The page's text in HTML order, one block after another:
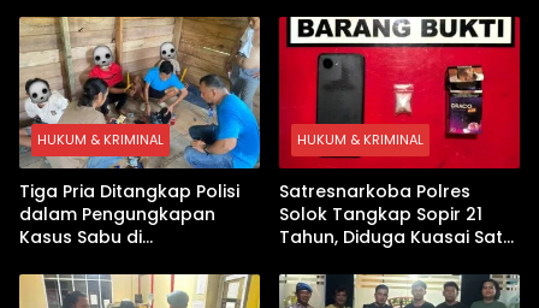
HUKUM & KRIMINAL
Tiga Pria Ditangkap Polisi
dalam Pengungkapan
Kasus Sabu di
Digital hingga Bong Disita
HUKUM & KRIMINAL
Satresnarkoba Polres
Solok Tangkap Sopir 21
Tahun, Diduga Kuasai Satu